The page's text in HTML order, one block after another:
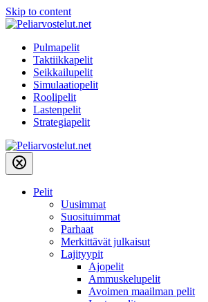
Skip to content
Pulmapelit
Taktiikkapelit
Seikkailupelit
Simulaatiopelit
Roolipelit
Lastenpelit
Strategiapelit
Pelit
Uusimmat
Suosituimmat
Parhaat
Merkittävät julkaisut
Lajityypit
Ajopelit
Ammuskelupelit
Avoimen maailman pelit